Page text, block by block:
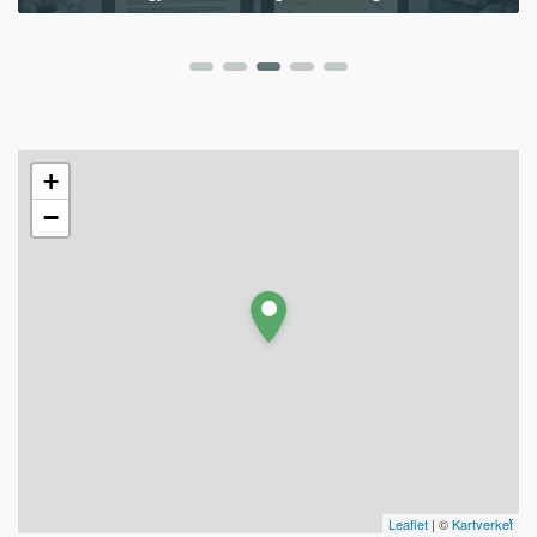
+
−
Leaflet | ©Kartverket